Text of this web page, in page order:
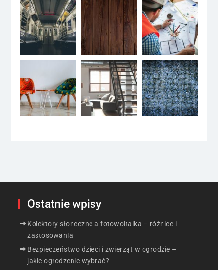
Ostatnie wpisy
Kolektory słoneczne a fotowoltaika – różnice i
zastosowania
Bezpieczeństwo dzieci i zwierząt w ogrodzie –
jakie ogrodzenie wybrać?